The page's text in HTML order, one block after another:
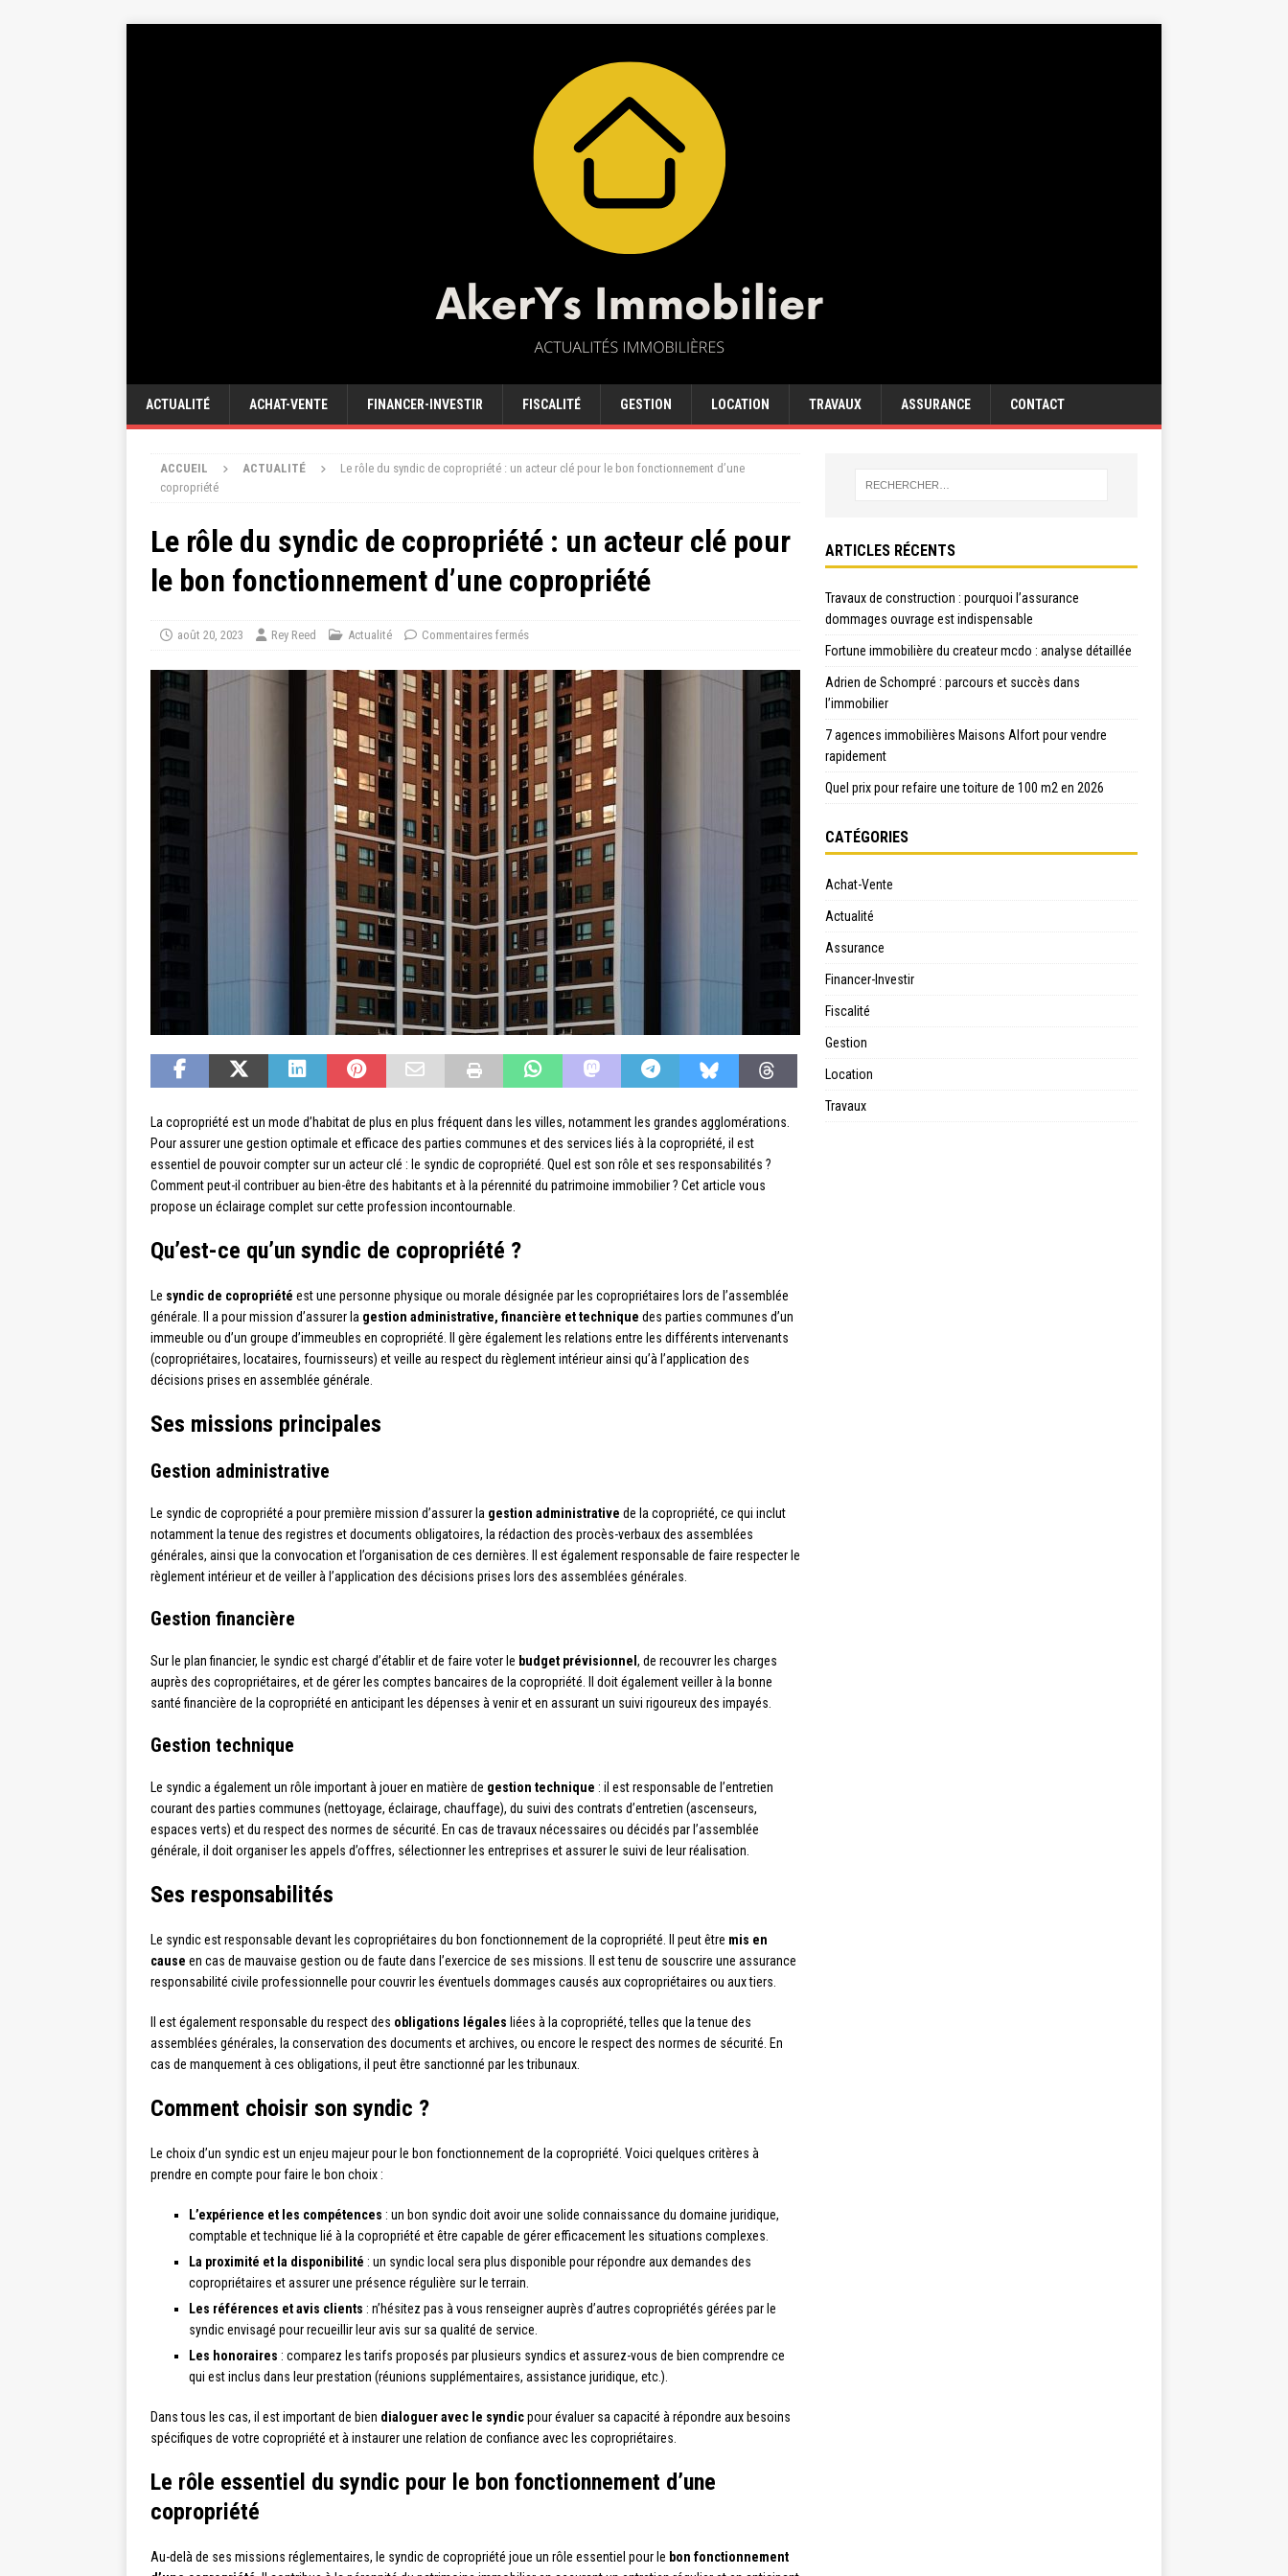
ACTUALITÉ ACHAT-VENTE FINANCER-INVESTIR FISCALITÉ GESTION LOCATION TRAVAUX ASSURANCE CONTACT
ACCUEIL ACTUALITÉ
Le rôle du syndic de copropriété : un acteur clé pour le bon fonctionnement d’une
copropriété
Le rôle du syndic de copropriété : un acteur clé pour
le bon fonctionnement d’une copropriété
août 20, 2023 Rey Reed Actualité Commentaires fermés
La copropriété est un mode d’habitat de plus en plus fréquent dans les villes, notamment les grandes agglomérations.
Pour assurer une gestion optimale et efficace des parties communes et des services liés à la copropriété, il est
essentiel de pouvoir compter sur un acteur clé : le syndic de copropriété. Quel est son rôle et ses responsabilités ?
Comment peut-il contribuer au bien-être des habitants et à la pérennité du patrimoine immobilier ? Cet article vous
propose un éclairage complet sur cette profession incontournable.
Qu’est-ce qu’un syndic de copropriété ?
Le syndic de copropriété est une personne physique ou morale désignée par les copropriétaires lors de l’assemblée
générale. Il a pour mission d’assurer la gestion administrative, financière et technique des parties communes d’un
immeuble ou d’un groupe d’immeubles en copropriété. Il gère également les relations entre les différents intervenants
(copropriétaires, locataires, fournisseurs) et veille au respect du règlement intérieur ainsi qu’à l’application des
décisions prises en assemblée générale.
Ses missions principales
Gestion administrative
Le syndic de copropriété a pour première mission d’assurer la gestion administrative de la copropriété, ce qui inclut
notamment la tenue des registres et documents obligatoires, la rédaction des procès-verbaux des assemblées
générales, ainsi que la convocation et l’organisation de ces dernières. Il est également responsable de faire respecter le
règlement intérieur et de veiller à l’application des décisions prises lors des assemblées générales.
Gestion financière
Sur le plan financier, le syndic est chargé d’établir et de faire voter le budget prévisionnel , de recouvrer les charges
auprès des copropriétaires, et de gérer les comptes bancaires de la copropriété. Il doit également veiller à la bonne
santé financière de la copropriété en anticipant les dépenses à venir et en assurant un suivi rigoureux des impayés.
Gestion technique
Le syndic a également un rôle important à jouer en matière de gestion technique : il est responsable de l’entretien
courant des parties communes (nettoyage, éclairage, chauffage), du suivi des contrats d’entretien (ascenseurs,
espaces verts) et du respect des normes de sécurité. En cas de travaux nécessaires ou décidés par l’assemblée
générale, il doit organiser les appels d’offres, sélectionner les entreprises et assurer le suivi de leur réalisation.
Ses responsabilités
Le syndic est responsable devant les copropriétaires du bon fonctionnement de la copropriété. Il peut être mis en
cause en cas de mauvaise gestion ou de faute dans l’exercice de ses missions. Il est tenu de souscrire une assurance
responsabilité civile professionnelle pour couvrir les éventuels dommages causés aux copropriétaires ou aux tiers.
Il est également responsable du respect des obligations légales liées à la copropriété, telles que la tenue des
assemblées générales, la conservation des documents et archives, ou encore le respect des normes de sécurité. En
cas de manquement à ces obligations, il peut être sanctionné par les tribunaux.
Comment choisir son syndic ?
Le choix d’un syndic est un enjeu majeur pour le bon fonctionnement de la copropriété. Voici quelques critères à
prendre en compte pour faire le bon choix :
L’expérience et les compétences : un bon syndic doit avoir une solide connaissance du domaine juridique,
comptable et technique lié à la copropriété et être capable de gérer efficacement les situations complexes.
La proximité et la disponibilité : un syndic local sera plus disponible pour répondre aux demandes des
copropriétaires et assurer une présence régulière sur le terrain.
Les références et avis clients : n’hésitez pas à vous renseigner auprès d’autres copropriétés gérées par le
syndic envisagé pour recueillir leur avis sur sa qualité de service.
Les honoraires : comparez les tarifs proposés par plusieurs syndics et assurez-vous de bien comprendre ce
qui est inclus dans leur prestation (réunions supplémentaires, assistance juridique, etc.).
Dans tous les cas, il est important de bien dialoguer avec le syndicpour évaluer sa capacité à répondre aux besoins
spécifiques de votre copropriété et à instaurer une relation de confiance avec les copropriétaires.
Le rôle essentiel du syndic pour le bon fonctionnement d’une
copropriété
Au-delà de ses missions réglementaires, le syndic de copropriété joue un rôle essentiel pour le bon fonctionnement
ARTICLES RÉCENTS
Travaux de construction : pourquoi l’assurance
dommages ouvrage est indispensable
Fortune immobilière du createur mcdo : analyse détaillée
Adrien de Schompré : parcours et succès dans
l’immobilier
7 agences immobilières Maisons Alfort pour vendre
rapidement
Quel prix pour refaire une toiture de 100 m2 en 2026
CATÉGORIES
Achat-Vente
Actualité
Assurance
Financer-Investir
Fiscalité
Gestion
Location
Travaux